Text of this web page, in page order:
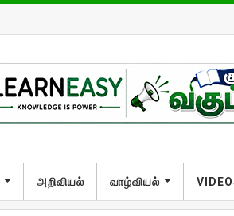
அறிவியல் வாழ்வியல்